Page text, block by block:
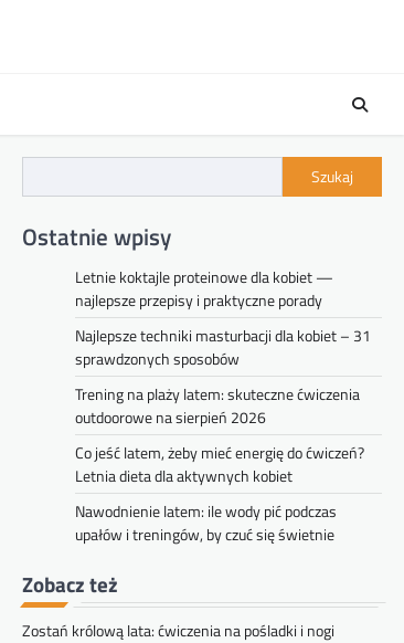
Szukaj
Ostatnie wpisy
Letnie koktajle proteinowe dla kobiet —
najlepsze przepisy i praktyczne porady
Najlepsze techniki masturbacji dla kobiet – 31
sprawdzonych sposobów
Trening na plaży latem: skuteczne ćwiczenia
outdoorowe na sierpień 2026
Co jeść latem, żeby mieć energię do ćwiczeń?
Letnia dieta dla aktywnych kobiet
Nawodnienie latem: ile wody pić podczas
upałów i treningów, by czuć się świetnie
Zobacz też
Zostań królową lata: ćwiczenia na pośladki i nogi